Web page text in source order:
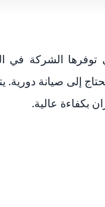
الشركة في
إلى صيانة
بكفاءة عالية.